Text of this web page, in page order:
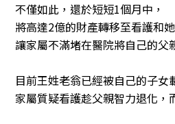
不僅如此，還於短短1個月中，
將高達2億的財產轉移至看護和
讓家屬不滿堵在醫院將自己的父
目前王姓老翁已經被自己的子女
家屬質疑看護趁父親智力退化，